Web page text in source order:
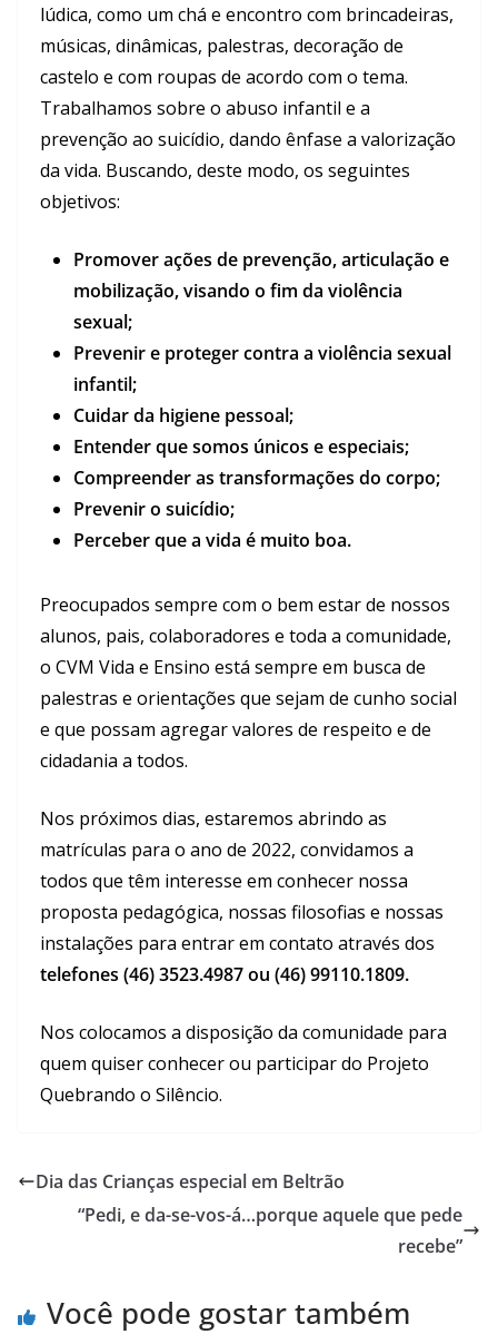
lúdica, como um chá e encontro com brincadeiras,
músicas, dinâmicas, palestras, decoração de
castelo e com roupas de acordo com o tema.
Trabalhamos sobre o abuso infantil e a
prevenção ao suicídio, dando ênfase a valorização
da vida. Buscando, deste modo, os seguintes
objetivos:
Promover ações de prevenção, articulação e
mobilização, visando o fim da violência
sexual;
Prevenir e proteger contra a violência sexual
infantil;
Cuidar da higiene pessoal;
Entender que somos únicos e especiais;
Compreender as transformações do corpo;
Prevenir o suicídio;
Perceber que a vida é muito boa.
Preocupados sempre com o bem estar de nossos
alunos, pais, colaboradores e toda a comunidade,
o CVM Vida e Ensino está sempre em busca de
palestras e orientações que sejam de cunho social
e que possam agregar valores de respeito e de
cidadania a todos.
Nos próximos dias, estaremos abrindo as
matrículas para o ano de 2022, convidamos a
todos que têm interesse em conhecer nossa
proposta pedagógica, nossas filosofias e nossas
instalações para entrar em contato através dos
telefones (46) 3523.4987 ou (46) 99110.1809.
Nos colocamos a disposição da comunidade para
quem quiser conhecer ou participar do Projeto
Quebrando o Silêncio.
Dia das Crianças especial em Beltrão
“Pedi, e da-se-vos-á…porque aquele que pede
recebe”
Você pode gostar também